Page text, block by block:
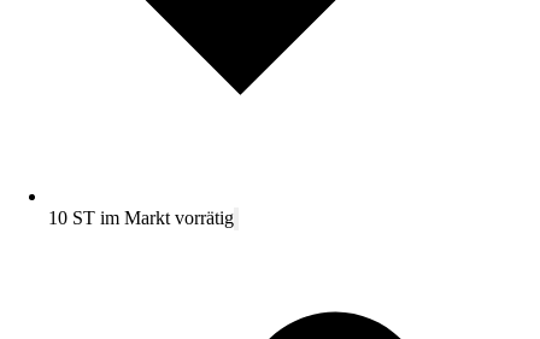
10 ST im Markt vorrätig